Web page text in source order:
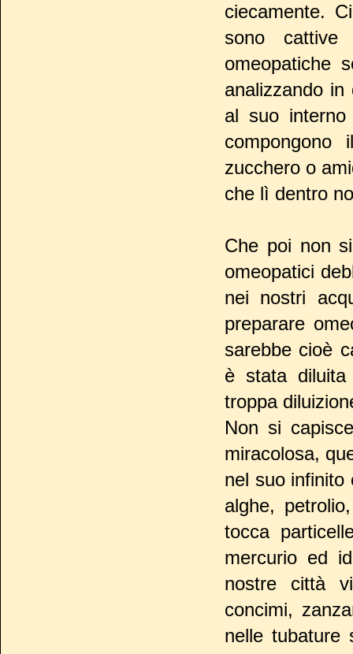
ciecamente.
sono
omeopatiche
analizzando
al suo
zucchero o
che lì dentro
Che poi non
omeopatici
nei nostri
preparare
sarebbe cioè
è stata
troppa
Non si
miracolosa,
nel suo infinito
alghe,
tocca
mercurio ed
nostre città
concimi,
nelle tubature